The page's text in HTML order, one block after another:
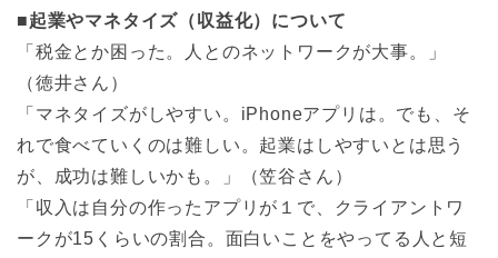
■起業やマネタイズ（収益化）について
「税金とか困った。人とのネットワークが大事。」
（徳井さん）
「マネタイズがしやすい。iPhoneアプリは。でも、そ
れで食べていくのは難しい。起業はしやすいとは思う
が、成功は難しいかも。」（笠谷さん）
「収入は自分の作ったアプリが１で、クライアントワ
ークが15くらいの割合。面白いことをやってる人と短